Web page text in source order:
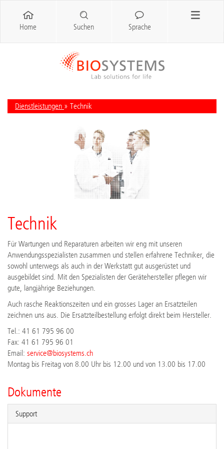
Dienstleistungen » Technik
Technik
Für Wartungen und Reparaturen arbeiten wir eng mit unseren
Anwendungsspezialisten zusammen und stellen erfahrene Techniker, die
sowohl unterwegs als auch in der Werkstatt gut ausgerüstet und
ausgebildet sind. Mit den Spezialisten der Gerätehersteller pflegen wir
gute, langjährige Beziehungen.
Auch rasche Reaktionszeiten und ein grosses Lager an Ersatzteilen
zeichnen uns aus. Die Ersatzteilbestellung erfolgt direkt beim Hersteller.
Tel.: 41 61 795 96 00
Fax: 41 61 795 96 01
Email: service@biosystems.ch
Montag bis Freitag von 8.00 Uhr bis 12.00 und von 13.00 bis 17.00
Dokumente
Support
Home Suchen Sprache